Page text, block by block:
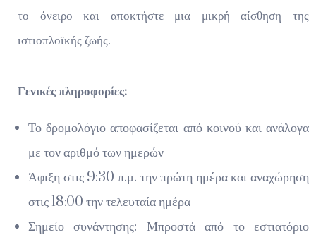
το όνειρο και αποκτήστε μια μικρή αίσθηση της
ιστιοπλοϊκής ζωής.
Γενικές πληροφορίες:
Το δρομολόγιο αποφασίζεται από κοινού και ανάλογα
με τον αριθμό των ημερών
Άφιξη στις 9:30 π.μ. την πρώτη ημέρα και αναχώρηση
στις 18:00 την τελευταία ημέρα
Σημείο συνάντησης: Μπροστά από το εστιατόριο